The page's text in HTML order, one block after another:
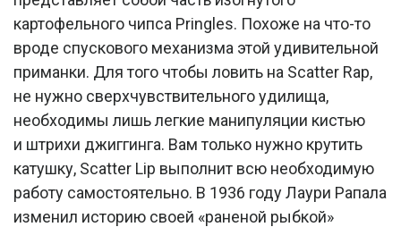
картофельного чипса Pringles. Похоже на что-то
вроде спускового механизма этой удивительной
приманки. Для того чтобы ловить на Scatter Rap,
не нужно сверхчувствительного удилища,
необходимы лишь легкие манипуляции кистью
и штрихи джиггинга. Вам только нужно крутить
катушку, Scatter Lip выполнит всю необходимую
работу самостоятельно. В 1936 году Лаури Рапала
изменил историю своей «раненой рыбкой»